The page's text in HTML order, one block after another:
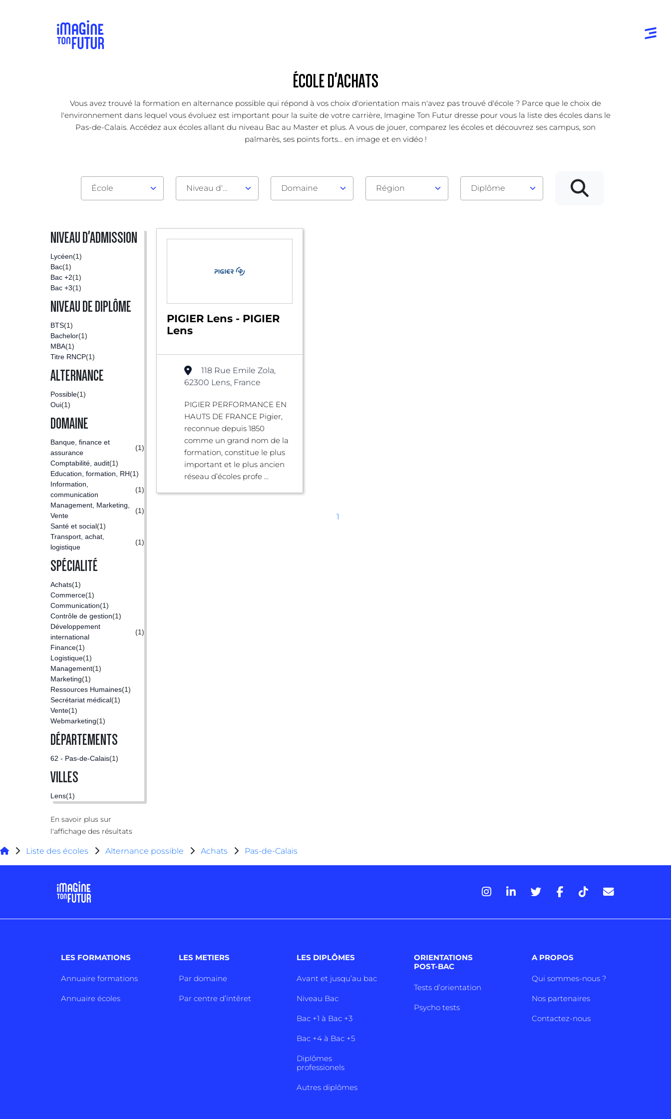
ÉCOLE D'ACHATS
Vous avez trouvé la formation en alternance possible qui répond à vos choix d'orientation mais n'avez pas trouvé d'école ? Parce que le choix de
l'environnement dans lequel vous évoluez est important pour la suite de votre carrière, Imagine Ton Futur dresse pour vous la liste des écoles dans le
Pas-de-Calais. Accédez aux écoles allant du niveau Bac au Master et plus. A vous de jouer, comparez les écoles et découvrez ses campus, son
palmarès, ses points forts... en image et en vidéo !
École Niveau d'admission Domaine Région Diplôme
NIVEAU D'ADMISSION
Lycéen(1)
Bac(1)
Bac +2(1)
Bac +3(1)
NIVEAU DE DIPLÔME
BTS(1)
Bachelor(1)
MBA(1)
Titre RNCP(1)
ALTERNANCE
Possible(1)
Oui(1)
DOMAINE
Banque, finance et
assurance
(1)
Comptabilité, audit(1)
Education, formation, RH(1)
Information,
communication
(1)
Management, Marketing,
Vente
(1)
Santé et social(1)
Transport, achat,
logistique
(1)
SPÉCIALITÉ
Achats(1)
Commerce(1)
Communication(1)
Contrôle de gestion(1)
Développement
international
(1)
Finance(1)
Logistique(1)
Management(1)
Marketing(1)
Ressources Humaines(1)
Secrétariat médical(1)
Vente(1)
Webmarketing(1)
DÉPARTEMENTS
62 - Pas-de-Calais(1)
VILLES
Lens(1)
En savoir plus sur
l'affichage des résultats
PIGIER Lens - PIGIER
Lens
118 Rue Emile Zola,
62300 Lens, France
PIGIER PERFORMANCE EN
HAUTS DE FRANCE Pigier,
reconnue depuis 1850
comme un grand nom de la
formation, constitue le plus
important et le plus ancien
réseau d’écoles profe ...
1
Liste des écoles Alternance possible Achats Pas-de-Calais
LES FORMATIONS
Annuaire formations
Annuaire écoles
LES METIERS
Par domaine
Par centre d’intêret
LES DIPLÔMES
Avant et jusqu’au bac
Niveau Bac
Bac +1 à Bac +3
Bac +4 à Bac +5
Diplômes
professionels
Autres diplômes
ORIENTATIONS
POST-BAC
Tests d’orientation
Psycho tests
A PROPOS
Qui sommes-nous ?
Nos partenaires
Contactez-nous